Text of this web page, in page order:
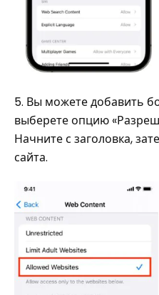
5. Вы можете добавить
выберете опцию
Начните с заголовка,
сайта.